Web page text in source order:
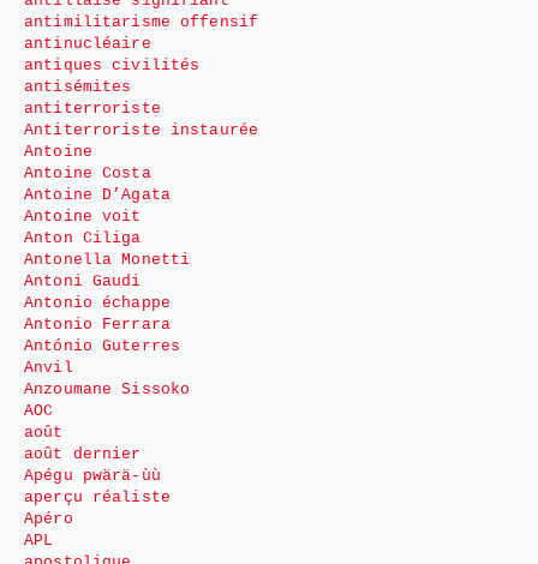
antimilitarisme offensif
antinucléaire
antiques civilités
antisémites
antiterroriste
Antiterroriste instaurée
Antoine
Antoine Costa
Antoine D’Agata
Antoine voit
Anton Ciliga
Antonella Monetti
Antoni Gaudi
Antonio échappe
Antonio Ferrara
António Guterres
Anvil
Anzoumane Sissoko
AOC
août
août dernier
Apégu pwärä-ùù
aperçu réaliste
Apéro
APL